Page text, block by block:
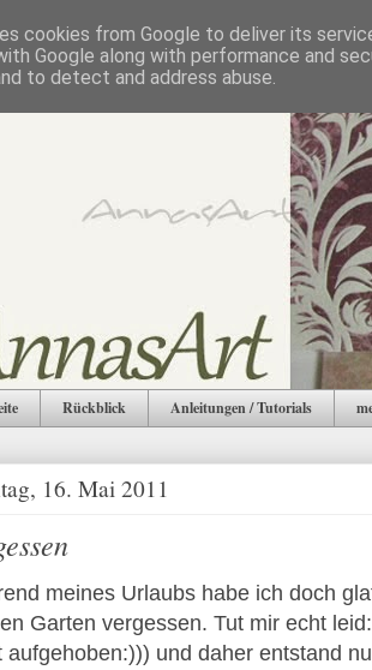
Rückblick Anleitungen / Tutorials
16. Mai 2011
meines Urlaubs habe ich doch
Garten vergessen. Tut mir echt
aufgehoben:))) und daher entstand
cookies from Google to deliver its
Google along with performance and
to detect and address abuse.